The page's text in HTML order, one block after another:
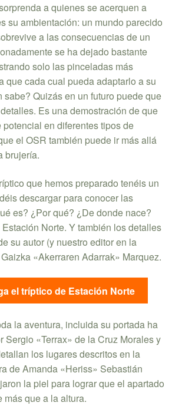
a quienes se acerquen a
su ambientación: un mundo parecido
a las consecuencias de un
se ha dejado bastante
solo las pinceladas más
que cada cual pueda adaptarlo a su
Quizás en un futuro puede que
Es una demostración de que
en diferentes tipos de
el OSR también puede ir más allá
brujería.
que hemos preparado tenéis un
descargar para conocer las
es? ¿Por qué? ¿De donde nace?
Norte. Y también los detalles
su autor (y nuestro editor en la
«Akerraren Adarrak» Marquez.
el tríptico de Estación Norte
la aventura, incluida su portada ha
Sergio «Terrax» de la Cruz Morales y
los lugares descritos en la
de Amanda «Heriss» Sebastián
la piel para lograr que el apartado
más que a la altura.